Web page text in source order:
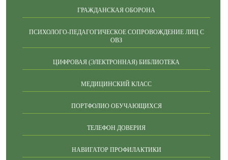
ГРАЖДАНСКАЯ ОБОРОНА
ПСИХОЛОГО-ПЕДАГОГИЧЕСКОЕ СОПРОВОЖДЕНИЕ ЛИЦ С
ОВЗ
ЦИФРОВАЯ (ЭЛЕКТРОННАЯ) БИБЛИОТЕКА
МЕДИЦИНСКИЙ КЛАСС
ПОРТФОЛИО ОБУЧАЮЩИХСЯ
ТЕЛЕФОН ДОВЕРИЯ
НАВИГАТОР ПРОФИЛАКТИКИ